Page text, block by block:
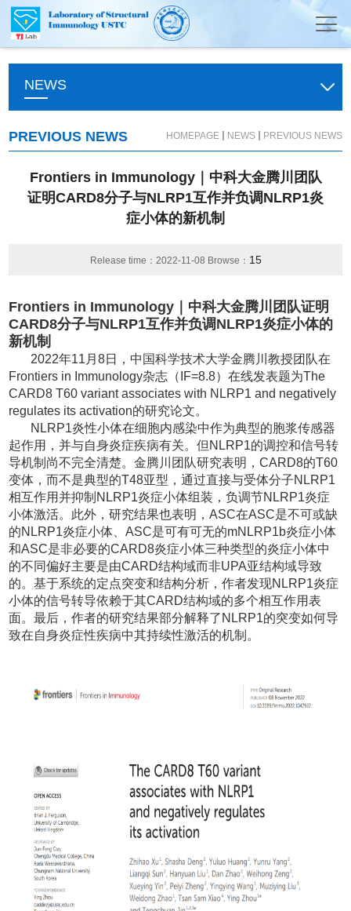
NEWS
PREVIOUS NEWS HOMEPAGE NEWS PREVIOUS NEWS
Frontiers in Immunology｜中科大金腾川团队
证明CARD8分子与NLRP1互作并负调NLRP1炎
症小体的新机制
Release time：2022-11-08 Browse： 15
Frontiers in Immunology ｜中科大金腾川团队证明
CARD8分子与NLRP1互作并负调NLRP1炎症小体的
新机制
2022年11 月8日，中国科学技术大学金腾川教授团队在
Frontiers in Immunology杂志（ IF=8.8）在线发表题为The
CARD8 T60 variant associates with NLRP1 and negatively
regulates its activation的研究论文。
NLRP1炎性小体在细胞内感染中作为典型的胞浆传感器
起作用，并与自身炎症疾病有关。但 NLRP1的调控和信号转
导机制尚不完全清楚。金腾川团队研究表明，CARD8的T60
变体，而不是典型的T48亚型，通过直接与受体分子NLRP1
相互作用并抑制 NLRP1炎症小体组装，负调节NLRP1炎症
小体激活。此外，研究结果也表明，ASC在ASC是不可或缺
的NLRP1炎症小体、ASC是可有可无的mNLRP1b炎症小体
和ASC是非必要的CARD8炎症小体三种类型的炎症小体中
的不同偏好主要是由CARD结构域而非UPA亚结构域导致
的。基于系统的定点突变和结构分析，作者发现NLRP1炎症
小体的信号转导依赖于其CARD结构域的多个相互作用表
面。最后，作者的研究结果部分解释了 NLRP1的突变如何导
致在自身炎症性疾病中其持续性激活的机制。